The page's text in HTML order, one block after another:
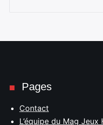
Pages
Contact
L’équipe du Mag Jeux